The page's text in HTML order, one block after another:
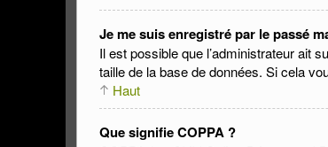
Je me suis enregistré par le passé
Il est possible que l’administrateur ait
taille de la base de données. Si cela
Haut
Que signifie COPPA ?